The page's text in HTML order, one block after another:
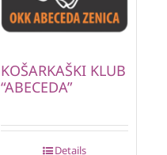
KOŠARKAŠKI KLUB
“ABECEDA”
Details